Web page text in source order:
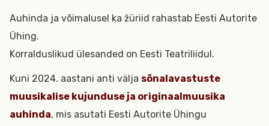
Auhinda ja võimalusel ka žüriid rahastab Eesti Autorite
Ühing.
Korralduslikud ülesanded on Eesti Teatriliidul.
Kuni 2024. aastani anti välja sõnalavastuste
muusikalise kujunduse ja originaalmuusika
auhinda, mis asutati Eesti Autorite Ühingu